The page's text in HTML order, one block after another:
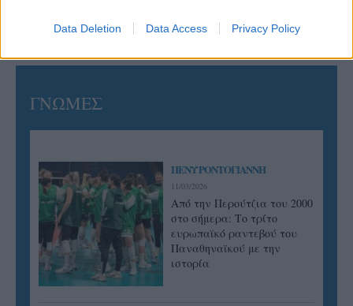
Data Deletion Data Access Privacy Policy
ΓΝΩΜΕΣ
ΠΕΝΥ ΡΟΝΤΟΓΙΑΝΝΗ
11/03/2026
Από την Περούτζια του 2000
στο σήμερα: Tο τρίτο
ευρωπαϊκό ραντεβού του
Παναθηναϊκού με την
ιστορία